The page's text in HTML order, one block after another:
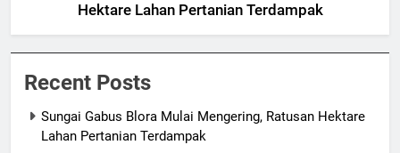
Hektare Lahan Pertanian Terdampak
Recent Posts
Sungai Gabus Blora Mulai Mengering, Ratusan Hektare
Lahan Pertanian Terdampak